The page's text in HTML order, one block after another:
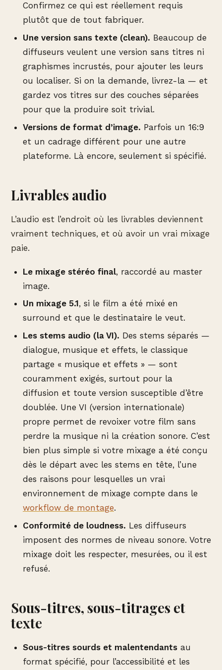
Confirmez ce qui est réellement requis
plutôt que de tout fabriquer.
Une version sans texte (clean). Beaucoup de
diffuseurs veulent une version sans titres ni
graphismes incrustés, pour ajouter les leurs
ou localiser. Si on la demande, livrez-la — et
gardez vos titres sur des couches séparées
pour que la produire soit trivial.
Versions de format d’image. Parfois un 16:9
et un cadrage différent pour une autre
plateforme. Là encore, seulement si spécifié.
Livrables audio
L’audio est l’endroit où les livrables deviennent
vraiment techniques, et où avoir un vrai mixage
paie.
Le mixage stéréo final, raccordé au master
image.
Un mixage 5.1, si le film a été mixé en
surround et que le destinataire le veut.
Les stems audio (la VI). Des stems séparés —
dialogue, musique et effets, le classique
partage « musique et effets » — sont
couramment exigés, surtout pour la
diffusion et toute version susceptible d’être
doublée. Une VI (version internationale)
propre permet de revoixer votre film sans
perdre la musique ni la création sonore. C’est
bien plus simple si votre mixage a été conçu
dès le départ avec les stems en tête, l’une
des raisons pour lesquelles un vrai
environnement de mixage compte dans le
workflow de montage.
Conformité de loudness. Les diffuseurs
imposent des normes de niveau sonore. Votre
mixage doit les respecter, mesurées, ou il est
refusé.
Sous-titres, sous-titrages et
texte
Sous-titres sourds et malentendantsau
format spécifié, pour l’accessibilité et les